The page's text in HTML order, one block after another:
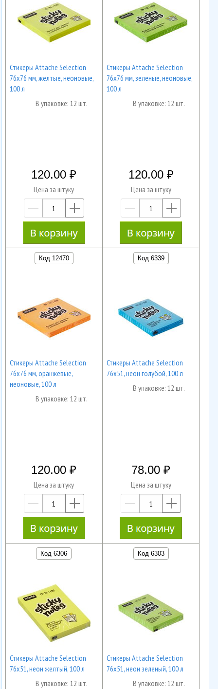
Стикеры Attache Selection
76x76 мм, желтые, неоновые,
100 л
В упаковке: 12 шт.
120.00
Цена за штуку
—
Стикеры Attache Selection
76x76 мм, зеленые, неоновые,
100 л
В упаковке: 12 шт.
120.00
Цена за штуку
—
Код 12470
Стикеры Attache Selection
76x76 мм, оранжевые,
неоновые, 100 л
В упаковке: 12 шт.
120.00
Цена за штуку
—
Код 6339
Стикеры Attache Selection
76х51, неон голубой, 100 л
В упаковке: 12 шт.
78.00
Цена за штуку
—
Код 6306
Стикеры Attache Selection
76х51, неон желтый, 100 л
В упаковке: 12 шт.
Код 6303
Стикеры Attache Selection
76х51, неон зеленый, 100 л
В упаковке: 12 шт.